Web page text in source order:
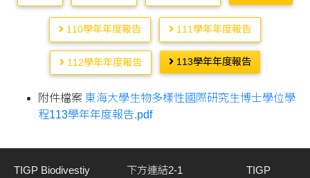
110學年年度報告 111學年年度報告
112學年年度報告 113學年年度報告
附件檔案 東海大學生物多樣性國際研究生博士學位學
程113學年年度報告.pdf
TIGP Biodivestiy
下方連結2-1 TIGP